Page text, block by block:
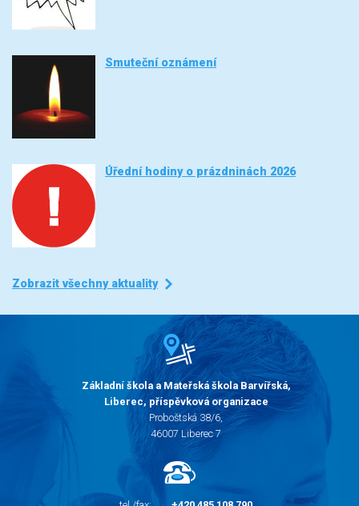
Smuteční oznámení
Úřední hodiny o prázdninách 2026
Zobrazit všechny aktuality
Základní škola a Mateřská škola Barvířská,
Liberec, příspěvková organizace
Proboštská 38/6,
46007 Liberec 7